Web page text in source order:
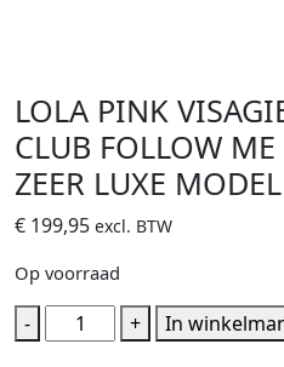
LOLA PINK
CLUB FOLLOW
ZEER LUXE MODEL
€ 199,95 excl. BTW
Op voorraad
-
LOLA
PINK
+ In